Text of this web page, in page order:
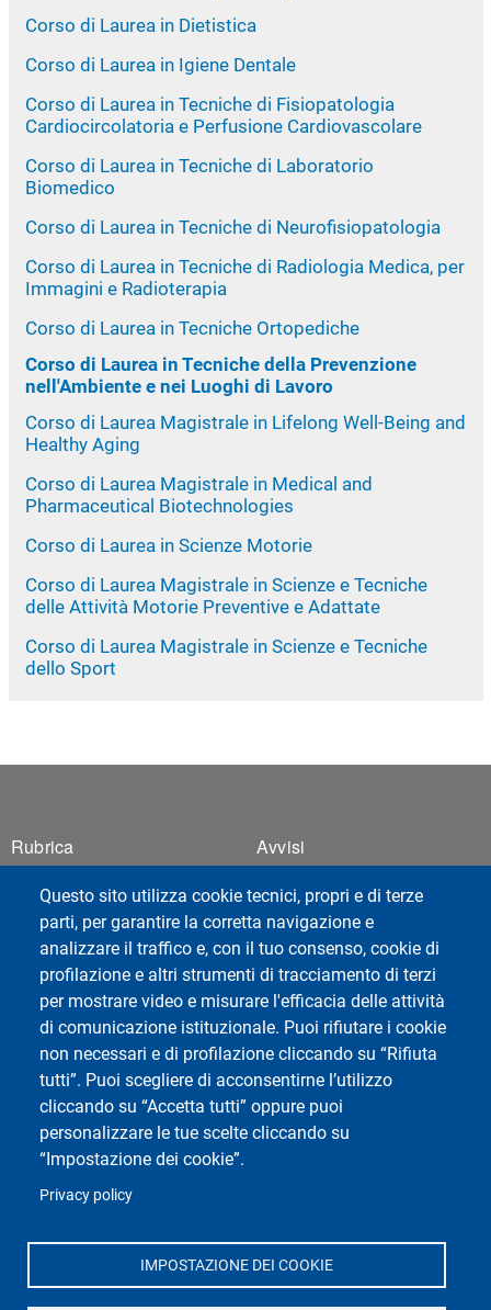
Questo sito utilizza cookie tecnici, propri e di terze
parti, per garantire la corretta navigazione e
analizzare il traffico e, con il tuo consenso, cookie di
profilazione e altri strumenti di tracciamento di terzi
per mostrare video e misurare l'efficacia delle attività
di comunicazione istituzionale. Puoi rifiutare i cookie
non necessari e di profilazione cliccando su “Rifiuta
tutti”. Puoi scegliere di acconsentirne l’utilizzo
cliccando su “Accetta tutti” oppure puoi
personalizzare le tue scelte cliccando su
“Impostazione dei cookie”.
Privacy policy
IMPOSTAZIONE DEI COOKIE
Corso di Laurea in Dietistica
Corso di Laurea in Igiene Dentale
Corso di Laurea in Tecniche di Fisiopatologia
Cardiocircolatoria e Perfusione Cardiovascolare
Corso di Laurea in Tecniche di Laboratorio
Biomedico
Corso di Laurea in Tecniche di Neurofisiopatologia
Corso di Laurea in Tecniche di Radiologia Medica, per
Immagini e Radioterapia
Corso di Laurea in Tecniche Ortopediche
Corso di Laurea in Tecniche della Prevenzione
nell'Ambiente e nei Luoghi di Lavoro
Corso di Laurea Magistrale in Lifelong Well-Being and
Healthy Aging
Corso di Laurea Magistrale in Medical and
Pharmaceutical Biotechnologies
Corso di Laurea in Scienze Motorie
Corso di Laurea Magistrale in Scienze e Tecniche
delle Attività Motorie Preventive e Adattate
Corso di Laurea Magistrale in Scienze e Tecniche
dello Sport
Footer 1
Rubrica
Area Riservata Studenti
Area Riservata Docenti
Privacy
Accessibilità
Mappa del sito
Cookie settings
Footer 2
Avvisi